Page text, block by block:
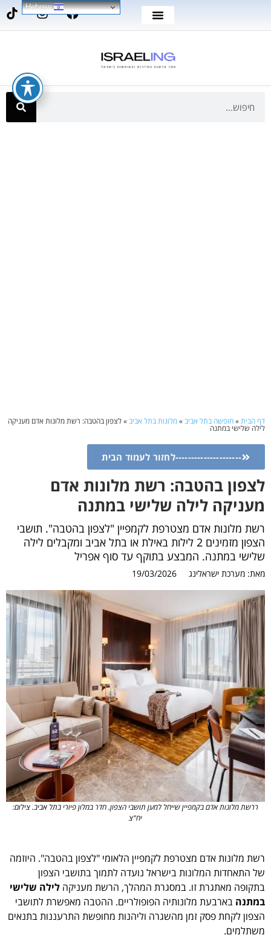
דף הבית»חופשה בתל אביב»מלונות בתל אביב»לצפון בהטבה: רשת מלונות אדם מעניקה
לילה שלישי במתנה
---------------------לחזור לעמוד הבית
לצפון בהטבה: רשת מלונות אדם
מעניקה לילה שלישי במתנה
רשת מלונות אדם מצטרפת לקמפיין "לצפון בהטבה". תושבי
הצפון מזמינים 2 לילות באילת או בתל אביב ומקבלים לילה
שלישי במתנה. המבצע בתוקף עד סוף אפריל
מאת: מערכת ישראלינג 19/03/2026
ררשת מלונות אדם בקמפיין שייחל למען תושבי הצפון. חדר במלון פיורי בתל אביב. צילום:
יח"צ
רשת מלונות אדם מצטרפת לקמפיין הלאומי "לצפון בהטבה". היוזמה
של התאחדות המלונות בישראל נועדה לתמוך בתושבי הצפון
בתקופה מאתגרת זו. במסגרת המהלך, הרשת מעניקה לילה שלישי
במתנה בארבעת מלונותיה הפופולריים. ההטבה מאפשרת לתושבי
הצפון לקחת פסק זמן מהשגרה וליהנות מחופשת התרעננות בתנאים
משתלמים.
Hebrew